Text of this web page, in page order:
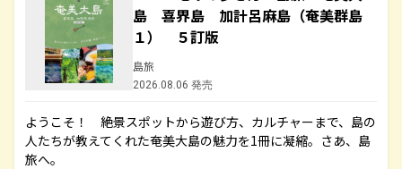
島 喜界島 加計呂麻島（奄美群島
１） ５訂版
島旅
2026.08.06 発売
ようこそ！ 絶景スポットから遊び方、カルチャーまで、島の
人たちが教えてくれた奄美大島の魅力を1冊に凝縮。さあ、島
旅へ。